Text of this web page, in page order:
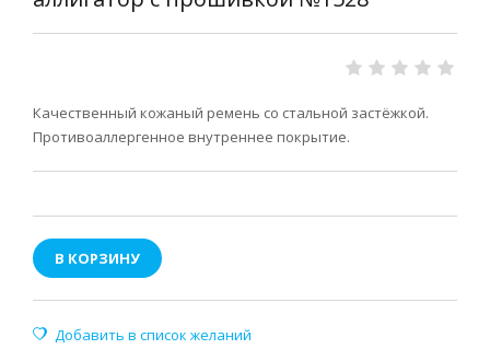
Качественный кожаный ремень со стальной застёжкой.
Противоаллергенное внутреннее покрытие.
В КОРЗИНУ